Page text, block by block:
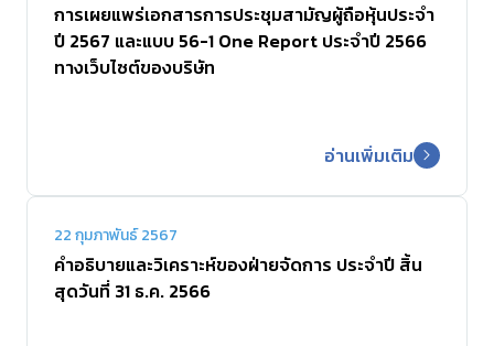
การเผยแพร่เอกสารการประชุมสามัญผู้ถือหุ้นประจำ
ปี 2567 และแบบ 56-1 One Report ประจำปี 2566
ทางเว็บไซต์ของบริษัท
อ่านเพิ่มเติม
22 กุมภาพันธ์ 2567
คำอธิบายและวิเคราะห์ของฝ่ายจัดการ ประจำปี สิ้น
สุดวันที่ 31 ธ.ค. 2566